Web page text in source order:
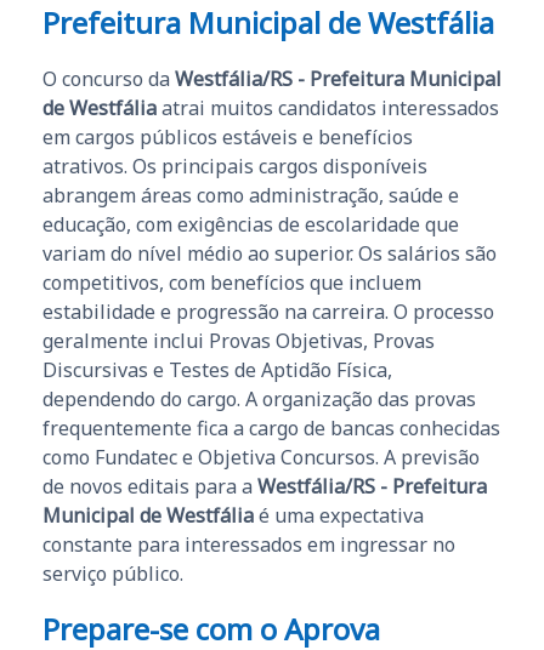
Prefeitura Municipal de Westfália
O concurso da Westfália/RS - Prefeitura Municipal
de Westfáliaatrai muitos candidatos interessados
em cargos públicos estáveis e benefícios
atrativos. Os principais cargos disponíveis
abrangem áreas como administração, saúde e
educação, com exigências de escolaridade que
variam do nível médio ao superior. Os salários são
competitivos, com benefícios que incluem
estabilidade e progressão na carreira. O processo
geralmente inclui Provas Objetivas, Provas
Discursivas e Testes de Aptidão Física,
dependendo do cargo. A organização das provas
frequentemente fica a cargo de bancas conhecidas
como Fundatec e Objetiva Concursos. A previsão
de novos editais para a Westfália/RS - Prefeitura
Municipal de Westfáliaé uma expectativa
constante para interessados em ingressar no
serviço público.
Prepare-se com o Aprova